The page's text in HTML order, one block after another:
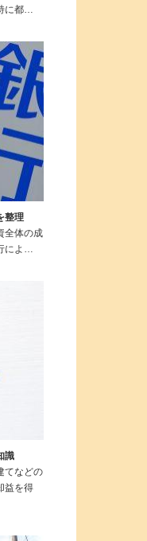
に都…
整理
全体の成
によ…
識
てなどの
益を得